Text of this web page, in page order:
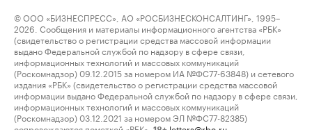
© ООО «БИЗНЕСПРЕСС», АО «РОСБИЗНЕСКОНСАЛТИНГ», 1995–
2026. Сообщения и материалы информационного агентства «РБК»
(свидетельство о регистрации средства массовой информации
выдано Федеральной службой по надзору в сфере связи,
информационных технологий и массовых коммуникаций
(Роскомнадзор) 09.12.2015 за номером ИА №ФС77-63848) и сетевого
издания «РБК» (свидетельство о регистрации средства массовой
информации выдано Федеральной службой по надзору в сфере связи,
информационных технологий и массовых коммуникаций
(Роскомнадзор) 03.12.2021 за номером ЭЛ №ФС77-82385)